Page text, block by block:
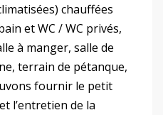
chauffées
et WC / WC privés,
à manger, salle de
terrain de pétanque,
fournir le petit
l’entretien de la